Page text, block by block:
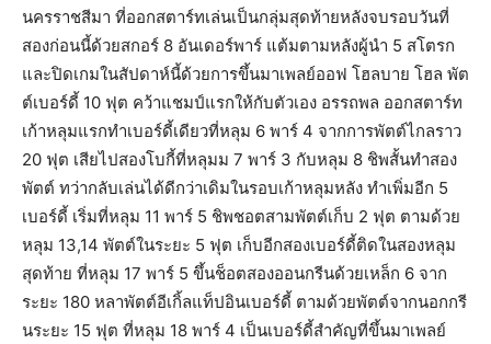
นครราชสีมา ที่ออกสตาร์ทเล่นเป็นกลุ่มสุดท้ายหลังจบรอบวันที่
สองก่อนนี้ด้วยสกอร์ 8 อันเดอร์พาร์ แต้มตามหลังผู้นำ 5 สโตรก
และปิดเกมในสัปดาห์นี้ด้วยการขึ้นมาเพลย์ออฟ โฮลบาย โฮล พัต
ต์เบอร์ดี้ 10 ฟุต คว้าแชมป์แรกให้กับตัวเอง อรรถพล ออกสตาร์ท
เก้าหลุมแรกทำเบอร์ดี้เดียวที่หลุม 6 พาร์ 4 จากการพัตต์ไกลราว
20 ฟุต เสียไปสองโบกี้ที่หลุมม 7 พาร์ 3 กับหลุม 8 ชิพสั้นทำสอง
พัตต์ ทว่ากลับเล่นได้ดีกว่าเดิมในรอบเก้าหลุมหลัง ทำเพิ่มอีก 5
เบอร์ดี้ เริ่มที่หลุม 11 พาร์ 5 ชิพชอตสามพัตต์เก็บ 2 ฟุต ตามด้วย
หลุม 13,14 พัตต์ในระยะ 5 ฟุต เก็บอีกสองเบอร์ดี้ติดในสองหลุม
สุดท้าย ที่หลุม 17 พาร์ 5 ขึ้นช็อตสองออนกรีนด้วยเหล็ก 6 จาก
ระยะ 180 หลาพัตต์อีเกิ้ลแท็ปอินเบอร์ดี้ ตามด้วยพัตต์จากนอกกรี
นระยะ 15 ฟุต ที่หลุม 18 พาร์ 4 เป็นเบอร์ดี้สำคัญที่ขึ้นมาเพลย์